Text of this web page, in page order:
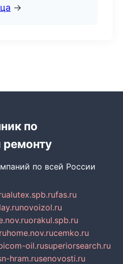
→
по
ремонту
по всей России
alutex.spb.rufas.ru
novoizol.ru
orakul.spb.ru
home.nov.rucemko.ru
oil.rusuperiorsearch.ru
hram.rusenovosti.ru